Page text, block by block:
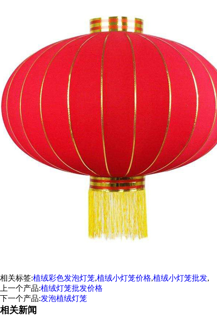
相关标签:植绒彩色发泡灯笼,植绒小灯笼价格,植绒小灯笼批发,
上一个产品:植绒灯笼批发价格
下一个产品:发泡植绒灯笼
相关新闻